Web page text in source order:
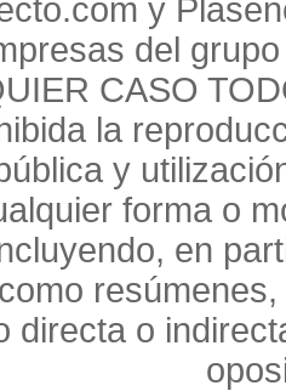
y
del
CASO
la
y
forma o
en
directa o